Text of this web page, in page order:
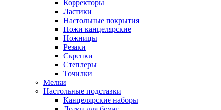
Корректоры
Ластики
Настольные покрытия
Ножи канцелярские
Ножницы
Резаки
Скрепки
Степлеры
Точилки
Мелки
Настольные подставки
Канцелярские наборы